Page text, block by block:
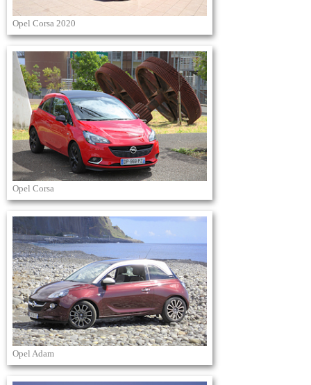
Opel Corsa 2020
Opel Corsa
Opel Adam